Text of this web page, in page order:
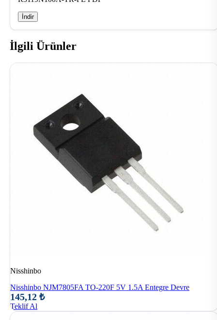
İndir
İlgili Ürünler
Nisshinbo
Nisshinbo NJM7805FA TO-220F 5V 1.5A Entegre Devre
145,12 ₺
Teklif Al